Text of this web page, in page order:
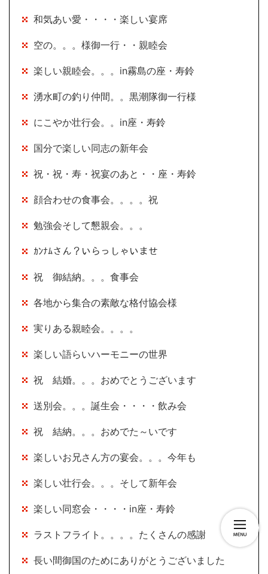
和気あい愛・・・・楽しい宴席
空の。。。様御一行・・親睦会
楽しい親睦会。。。in霧島の座・寿鈴
湧水町の釣り仲間。。黒潮隊御一行様
にこやか壮行会。。in座・寿鈴
国分で楽しい同志の新年会
祝・祝・寿・祝宴のあと・・座・寿鈴
顔合わせの食事会。。。。祝
勉強会そして懇親会。。。
ｶﾝﾅﾑさん？いらっしゃいませ
祝 御結納。。。食事会
各地から集合の素敵な格付協会様
実りある親睦会。。。。
楽しい語らいハーモニーの世界
祝 結婚。。。おめでとうございます
送別会。。。誕生会・・・・飲み会
祝 結納。。。おめでた～いです
楽しいお兄さん方の宴会。。。今年も
楽しい壮行会。。。そして新年会
楽しい同窓会・・・・in座・寿鈴
ラストフライト。。。。たくさんの感謝
長い間御国のためにありがとうございました